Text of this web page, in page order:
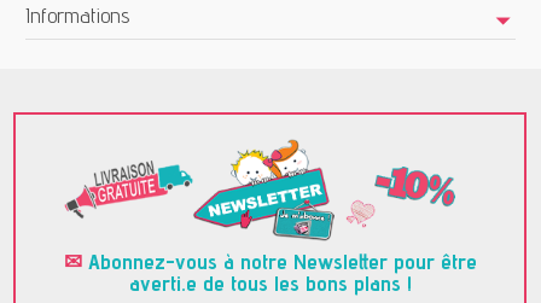
Informations
✉ Abonnez-vous à notre Newsletter pour être
averti.e de tous les bons plans !